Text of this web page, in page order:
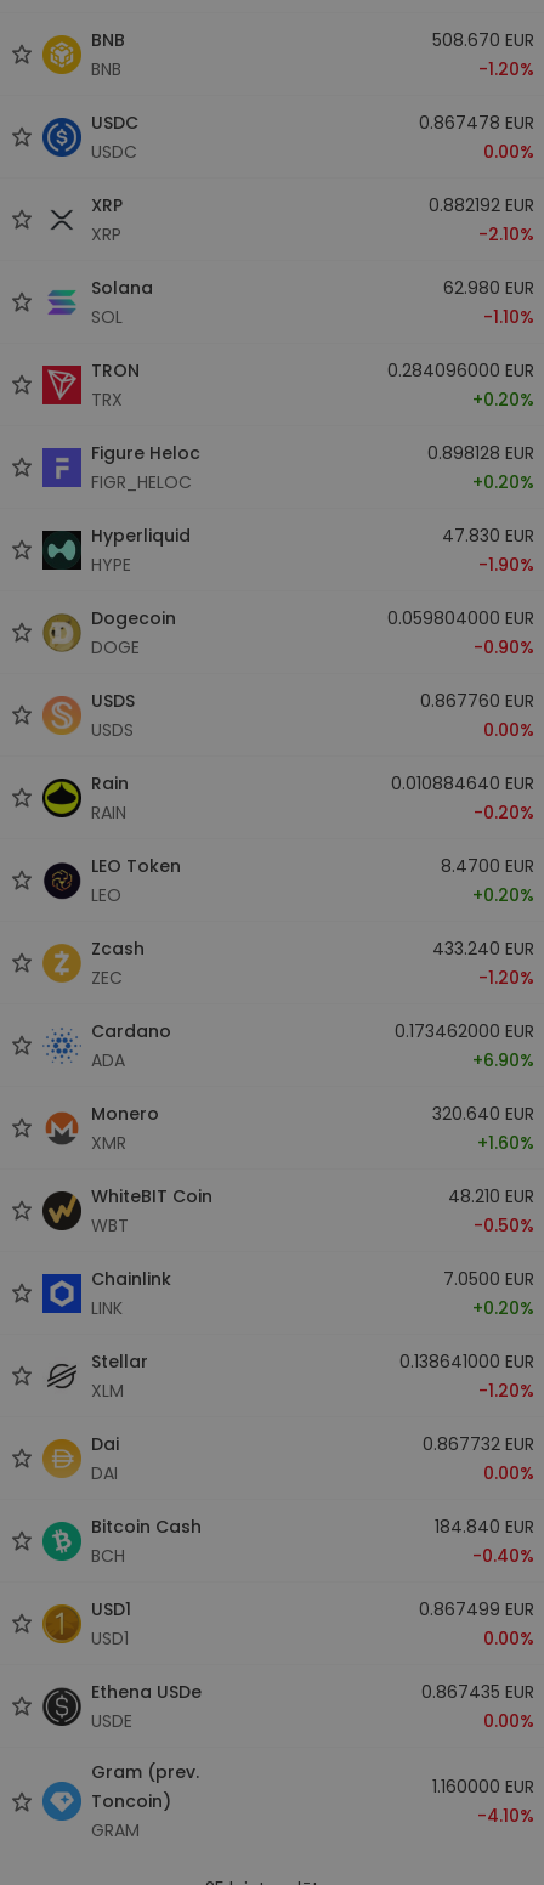
BNB
BNB
508.670 EUR
-1.20%
USDC
USDC
0.867478 EUR
0.00%
XRP
XRP
0.882192 EUR
-2.10%
Solana
SOL
62.980 EUR
-1.10%
TRON
TRX
0.284096000 EUR
+0.20%
Figure Heloc
FIGR_HELOC
0.898128 EUR
+0.20%
Hyperliquid
HYPE
47.830 EUR
-1.90%
Dogecoin
DOGE
0.059804000 EUR
-0.90%
USDS
USDS
0.867760 EUR
0.00%
Rain
RAIN
0.010884640 EUR
-0.20%
LEO Token
LEO
8.4700 EUR
+0.20%
Zcash
ZEC
433.240 EUR
-1.20%
Cardano
ADA
0.173462000 EUR
+6.90%
Monero
XMR
320.640 EUR
+1.60%
WhiteBIT Coin
WBT
48.210 EUR
-0.50%
Chainlink
LINK
7.0500 EUR
+0.20%
Stellar
XLM
0.138641000 EUR
-1.20%
Dai
DAI
0.867732 EUR
0.00%
Bitcoin Cash
BCH
184.840 EUR
-0.40%
USD1
USD1
0.867499 EUR
0.00%
Ethena USDe
USDE
0.867435 EUR
0.00%
Gram (prev.
Toncoin)
GRAM
1.160000 EUR
-4.10%